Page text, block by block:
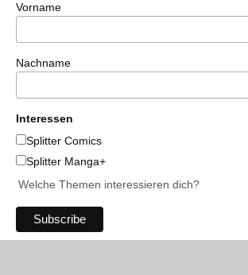
Vorname
Nachname
Interessen
Splitter Comics
Splitter Manga+
Welche Themen interessieren dich?